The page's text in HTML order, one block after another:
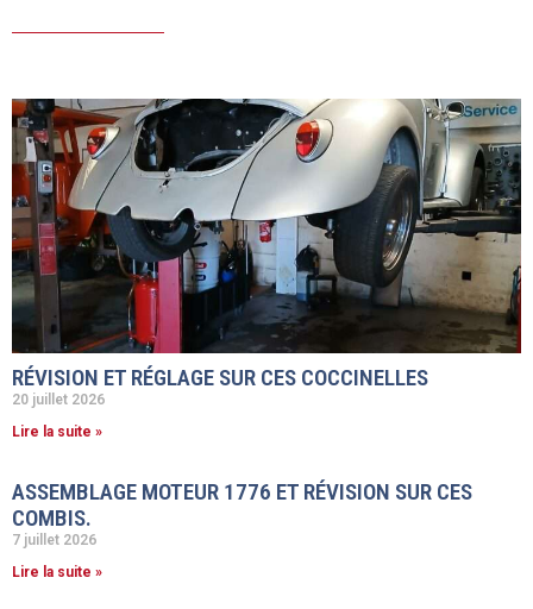
RÉVISION ET RÉGLAGE SUR CES COCCINELLES
20 juillet 2026
Lire la suite »
ASSEMBLAGE MOTEUR 1776 ET RÉVISION SUR CES
COMBIS.
7 juillet 2026
Lire la suite »